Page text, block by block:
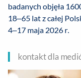
badanych objęła
18–65 lat z całej
4–17 maja 2026 r.
kontakt dla